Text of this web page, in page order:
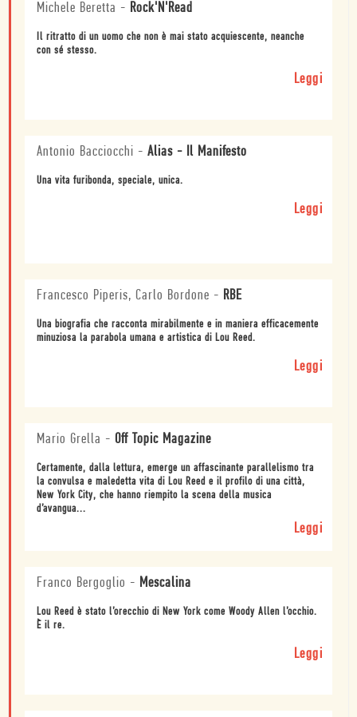
Michele Beretta - Rock'N'Read
Il ritratto di un uomo che non è mai stato acquiescente, neanche
con sé stesso.
Leggi
Antonio Bacciocchi - Alias - Il Manifesto
Una vita furibonda, speciale, unica.
Leggi
Francesco Piperis, Carlo Bordone - RBE
Una biografia che racconta mirabilmente e in maniera efficacemente
minuziosa la parabola umana e artistica di Lou Reed.
Leggi
Mario Grella - Off Topic Magazine
Certamente, dalla lettura, emerge un affascinante parallelismo tra
la convulsa e maledetta vita di Lou Reed e il profilo di una città,
New York City, che hanno riempito la scena della musica
d’avangua...
Leggi
Franco Bergoglio - Mescalina
Lou Reed è stato l’orecchio di New York come Woody Allen l’occhio.
È il re.
Leggi